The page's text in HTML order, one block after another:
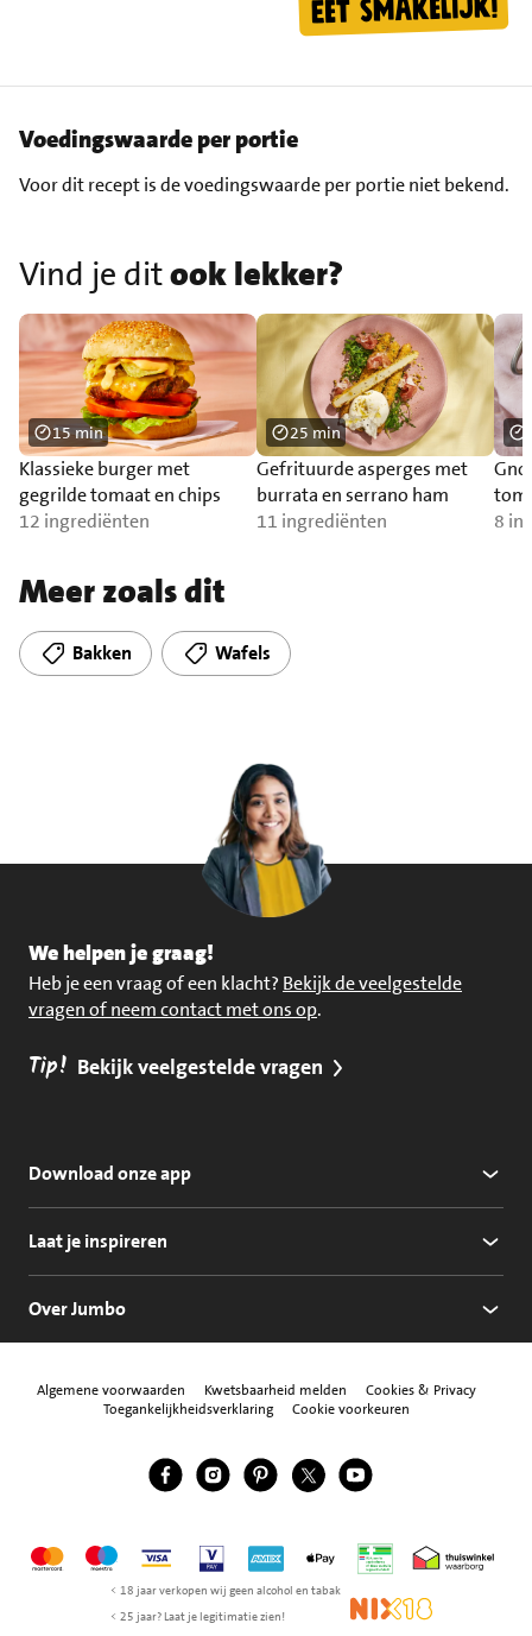
Voedingswaarde per portie
Voor dit recept is de voedingswaarde per portie niet bekend.
Vind je ditook lekker?
Klassieke burger met
gegrilde tomaat en chips
12 ingrediënten
15 min
Gefrituurde asperges met
burrata en serrano ham
11 ingrediënten
25 min
zalm
8
Meer zoals dit
Bakken Wafels
We helpen je graag!
Heb je een vraag of een klacht? Bekijk de veelgestelde
vragen of neem contact met ons op.
Tip! Bekijk veelgestelde vragen
Download onze app
Laat je inspireren
Over Jumbo
Algemene voorwaarden Kwetsbaarheid melden
Cookies & Privacy
Toegankelijkheidsverklaring
Cookie voorkeuren
Volg ons
Jumbo Facebook
Jumbo Instagram
Jumbo Pinterest
Jumbo Twitter
Jumbo YouTube
MastercardMaestroVisa Vpay American Express
Apple Pay Thuiswinkel
< 18 jaar verkopen wij geen alcohol en tabak
< 25 jaar? Laat je legitimatie zien!
NIX18